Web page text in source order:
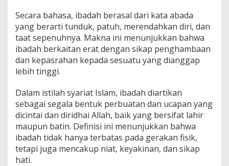
Secara bahasa, ibadah berasal dari kata abada
yang berarti tunduk, patuh, merendahkan diri, dan
taat sepenuhnya. Makna ini menunjukkan bahwa
ibadah berkaitan erat dengan sikap penghambaan
dan kepasrahan kepada sesuatu yang dianggap
lebih tinggi.
Dalam istilah syariat Islam, ibadah diartikan
sebagai segala bentuk perbuatan dan ucapan yang
dicintai dan diridhai Allah, baik yang bersifat lahir
maupun batin. Definisi ini menunjukkan bahwa
ibadah tidak hanya terbatas pada gerakan fisik,
tetapi juga mencakup niat, keyakinan, dan sikap
hati.